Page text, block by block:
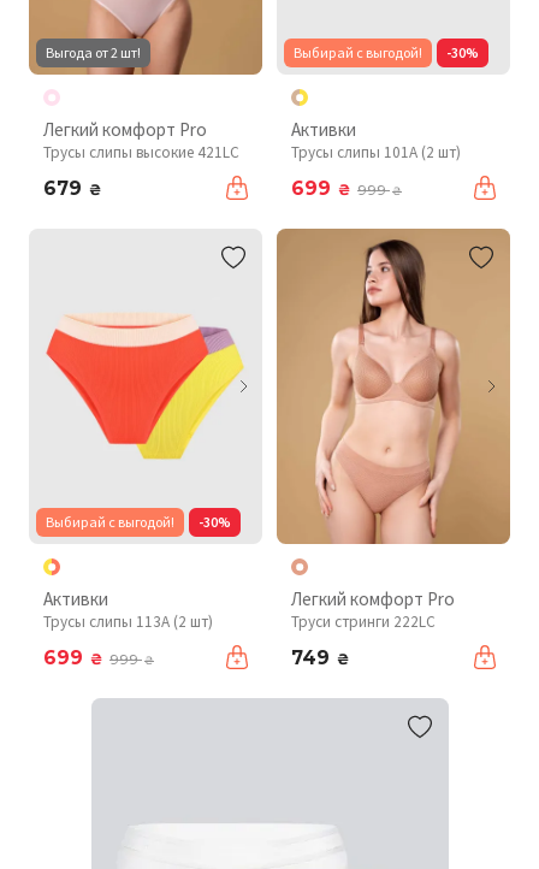
Выгода от 2 шт!
Легкий комфорт Pro
Трусы слипы высокие 421LC
679 ₴
Выбирай с выгодой! -30%
Активки
Трусы слипы 101A (2 шт)
699 ₴ 999₴
Выбирай с выгодой! -30%
Активки
Трусы слипы 113A (2 шт)
699 ₴ 999₴
Легкий комфорт Pro
Труси стринги 222LC
749 ₴